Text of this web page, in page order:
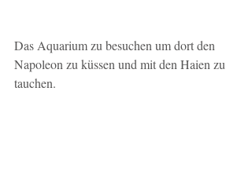
Das Aquarium zu besuchen um dort den
Napoleon zu küssen und mit den Haien zu
tauchen.